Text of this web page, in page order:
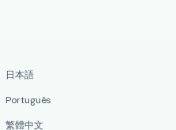
日本語
Português
繁體中文